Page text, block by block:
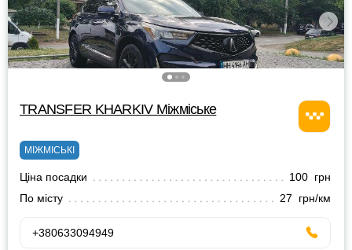
TRANSFER KHARKIV Міжміське
МІЖМІСЬКІ
Ціна посадки
100 грн
По місту
27 грн/км
+380633094949